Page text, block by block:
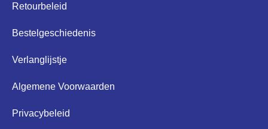
Retourbeleid
Bestelgeschiedenis
Verlanglijstje
Algemene Voorwaarden
Privacybeleid